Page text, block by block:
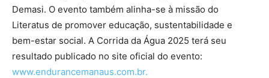
Demasi. O evento também alinha-se à missão do
Literatus de promover educação, sustentabilidade e
bem-estar social. A Corrida da Água 2025 terá seu
resultado publicado no site oficial do evento:
www.endurancemanaus.com.br.